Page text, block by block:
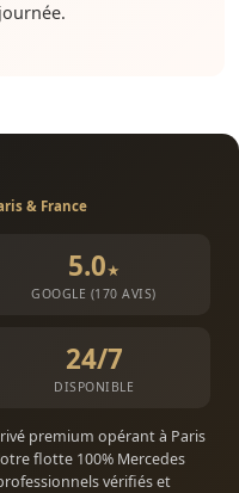
& France
5.0★
GOOGLE (170 AVIS)
24/7
DISPONIBLE
premium opérant à Paris
flotte 100% Mercedes
vérifiés et